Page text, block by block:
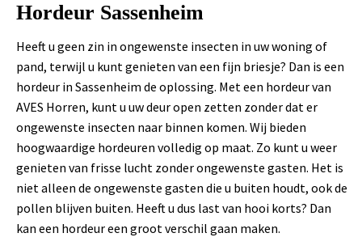
Hordeur Sassenheim
Heeft u geen zin in ongewenste insecten in uw woning of
pand, terwijl u kunt genieten van een fijn briesje? Dan is een
hordeur in Sassenheim de oplossing. Met een hordeur van
AVES Horren, kunt u uw deur open zetten zonder dat er
ongewenste insecten naar binnen komen. Wij bieden
hoogwaardige hordeuren volledig op maat. Zo kunt u weer
genieten van frisse lucht zonder ongewenste gasten. Het is
niet alleen de ongewenste gasten die u buiten houdt, ook de
pollen blijven buiten. Heeft u dus last van hooi korts? Dan
kan een hordeur een groot verschil gaan maken.